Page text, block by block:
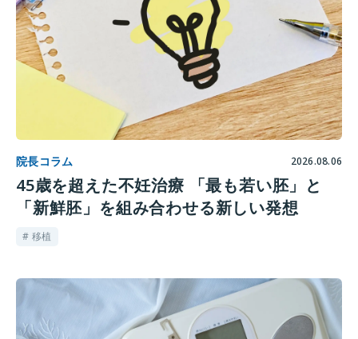
院長コラム 2026.08.06
45歳を超えた不妊治療 「最も若い胚」と
「新鮮胚」を組み合わせる新しい発想
# 移植